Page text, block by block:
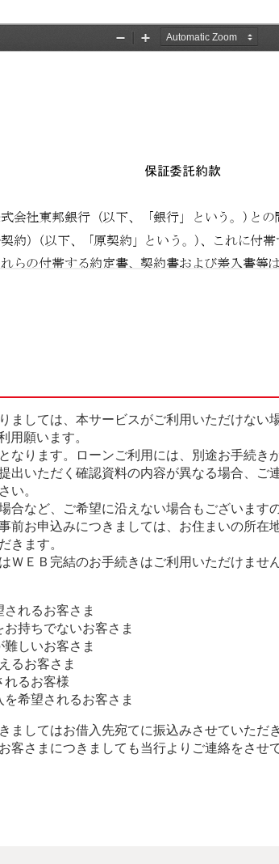
ましては、本サービスがご利用いただけない
用願います。
なります。ローンご利用には、別途お手続き
出いただく確認資料の内容が異なる場合、ご
い。
合など、ご希望に沿えない場合もございます
前お申込みにつきましては、お住まいの所在
きます。
ＷＥＢ完結のお手続きはご利用いただけませ
れるお客さま
持ちでないお客さま
しいお客さま
るお客さま
れるお客様
希望されるお客さま
ましてはお借入先宛てに振込みさせていただき
客さまにつきましても当行よりご連絡をさせ